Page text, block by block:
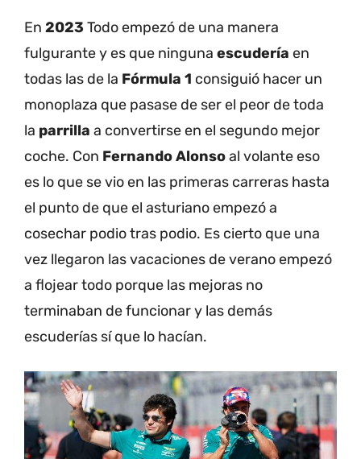
En 2023 Todo empezó de una manera
fulgurante y es que ninguna escudería en
todas las de la Fórmula 1 consiguió hacer un
monoplaza que pasase de ser el peor de toda
la parrilla a convertirse en el segundo mejor
coche. Con Fernando Alonsoal volante eso
es lo que se vio en las primeras carreras hasta
el punto de que el asturiano empezó a
cosechar podio tras podio. Es cierto que una
vez llegaron las vacaciones de verano empezó
a flojear todo porque las mejoras no
terminaban de funcionar y las demás
escuderías sí que lo hacían.